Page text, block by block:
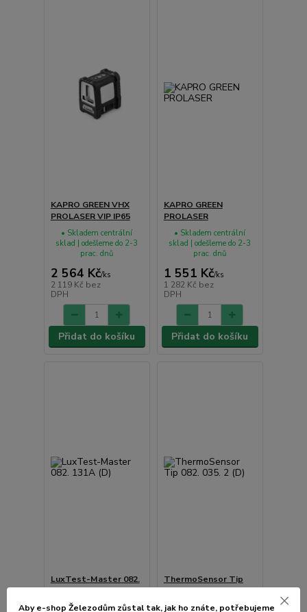
KAPRO GREEN VHX
PROLASER VIP IP65
2 564 Kč/ks
2 119 Kč bez
DPH
• Skladem centrální
sklad | odešleme do 2-3
prac. dnů
Přidat do košíku
KAPRO GREEN
PROLASER
1 551 Kč/ks
1 282 Kč bez
DPH
• Skladem centrální
sklad | odešleme do 2-3
prac. dnů
Přidat do košíku
LuxTest-Master 082.
131A (D)
• Skladem centrální
ThermoSensor Tip
082. 035. 2 (D)
• Skladem centrální
Aby e-shop Železodům zůstal tak, jak ho znáte, potřebujeme